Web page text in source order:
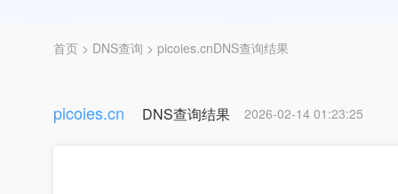
首页 > DNS查询 > picoies.cnDNS查询结果
picoies.cn DNS查询结果 2026-02-14 01:23:25